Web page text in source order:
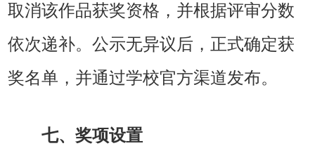
取消该作品获奖资格，并根据评审分数
依次递补。公示无异议后，正式确定获
奖名单，并通过学校官方渠道发布。
七、奖项设置